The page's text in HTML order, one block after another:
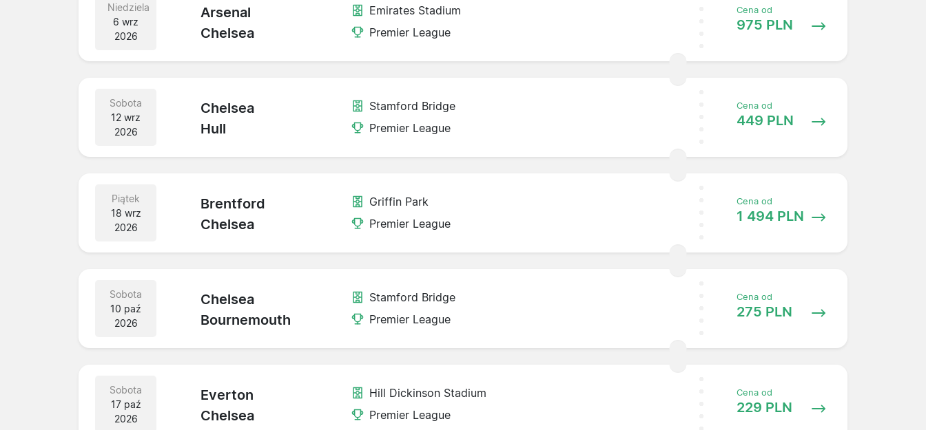
Niedziela
6 wrz
2026
Arsenal
Chelsea
Emirates Stadium
Premier League
Cena od
975 PLN
Sobota
12 wrz
2026
Chelsea
Hull
Stamford Bridge
Premier League
Cena od
449 PLN
Piątek
18 wrz
2026
Brentford
Chelsea
Griffin Park
Premier League
Cena od
1 494 PLN
Sobota
10 paź
2026
Chelsea
Bournemouth
Stamford Bridge
Premier League
Cena od
275 PLN
Sobota
17 paź
2026
Everton
Chelsea
Hill Dickinson Stadium
Premier League
Cena od
229 PLN